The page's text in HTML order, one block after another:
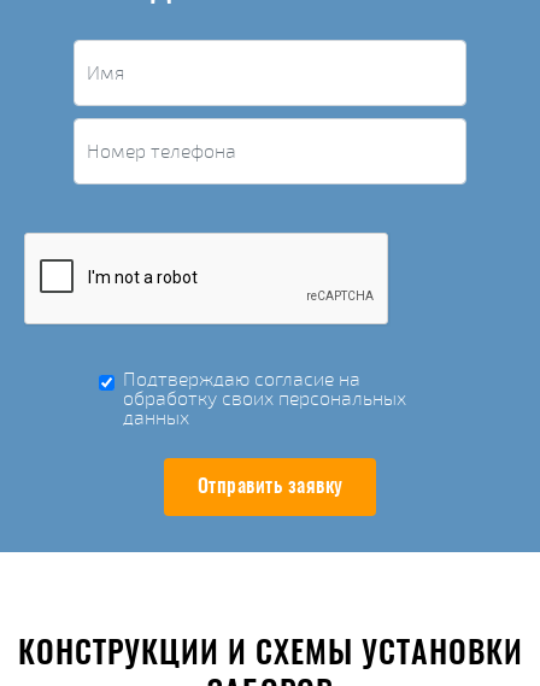
Подтверждаю согласие на
обработку своих персональных
данных
Отправить заявку
КОНСТРУКЦИИ И СХЕМЫ УСТАНОВКИ